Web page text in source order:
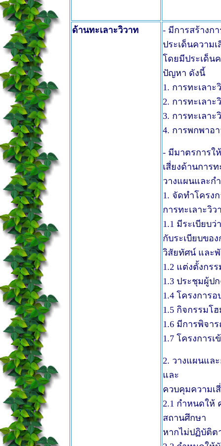
ด้านทะเลาะวิวาท
- มีการสร้างก
ประเด็นความ
โดยมีประเด็น
ปัญหา ดังนี้
1. การทะเลาะ
2. การทะเลา
3. การทะเลาะ
4. การพกพาอ
- มีมาตรการใ
เสี่ยงด้านการ
วางแผนและก
1. จัดทำโครง
การทะเลาะวิ
1.1 มีระเบียบ
กับระเบียบขอ
วิสัยทัศน์ และ
1.2 แต่งตั้งกร
1.3 ประชุมผู้ป
1.4 โครงการ
1.5 กิจกรรมโ
1.6 มีการพิจา
1.7 โครงการ
2. วางแผนแล
และ
ควบคุมความเ
2.1 กำหนดให้
สถานศึกษา
หากไม่ปฏิบัติต